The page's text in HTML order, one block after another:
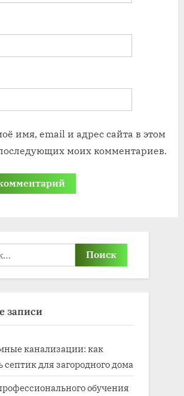
имя, email и адрес сайта в этом
моих комментариев.
записи
канализации: как
септик для загородного дома
обучения